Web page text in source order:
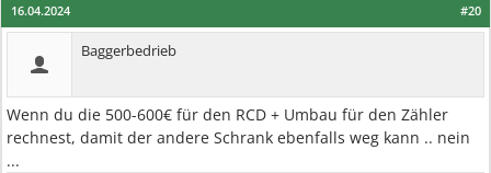
#20
16.04.2024
Baggerbedrieb
Wenn du die 500-600€ für den RCD + Umbau für den Zähler
rechnest, damit der andere Schrank ebenfalls weg kann .. nein
...